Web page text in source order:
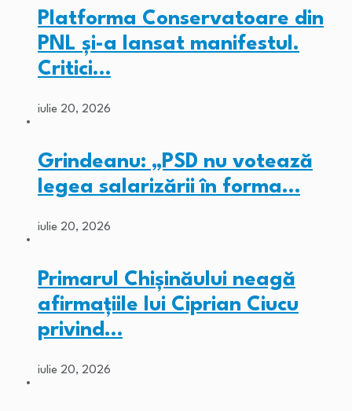
Platforma Conservatoare din
PNL și-a lansat manifestul.
Critici…
iulie 20, 2026
Grindeanu: „PSD nu votează
legea salarizării în forma…
iulie 20, 2026
Primarul Chişinăului neagă
afirmaţiile lui Ciprian Ciucu
privind…
iulie 20, 2026